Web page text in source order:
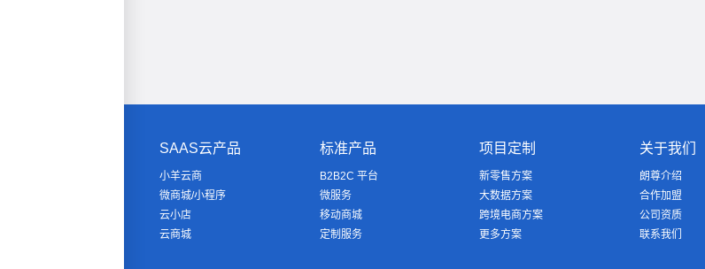
SAAS云产品
小羊云商
微商城/小程序
云小店
云商城
标准产品
B2B2C 平台
微服务
移动商城
定制服务
项目定制
新零售方案
大数据方案
跨境电商方案
更多方案
关于我们
朗尊介绍
合作加盟
公司资质
联系我们